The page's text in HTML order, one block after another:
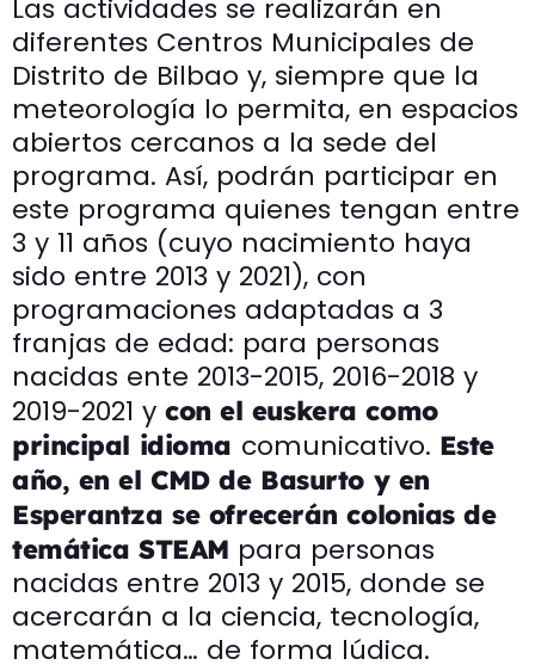
Las actividades se realizarán en
diferentes Centros Municipales de
Distrito de Bilbao y, siempre que la
meteorología lo permita, en espacios
abiertos cercanos a la sede del
programa. Así, podrán participar en
este programa quienes tengan entre
3 y 11 años (cuyo nacimiento haya
sido entre 2013 y 2021), con
programaciones adaptadas a 3
franjas de edad: para personas
nacidas ente 2013-2015, 2016-2018 y
2019-2021 y con el euskera como
principal idioma comunicativo. Este
año, en el CMD de Basurto y en
Esperantza se ofrecerán colonias de
temática STEAM para personas
nacidas entre 2013 y 2015, donde se
acercarán a la ciencia, tecnología,
matemática… de forma lúdica.